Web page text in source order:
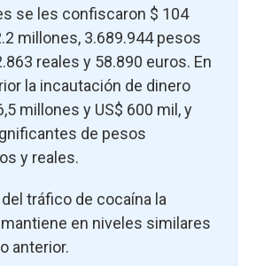
se les confiscaron $ 104
millones, 3.689.944 pesos
reales y 58.890 euros. En
la incautación de dinero
millones y US$ 600 mil, y
de pesos
y reales.
tráfico de cocaína la
en niveles similares
anterior.